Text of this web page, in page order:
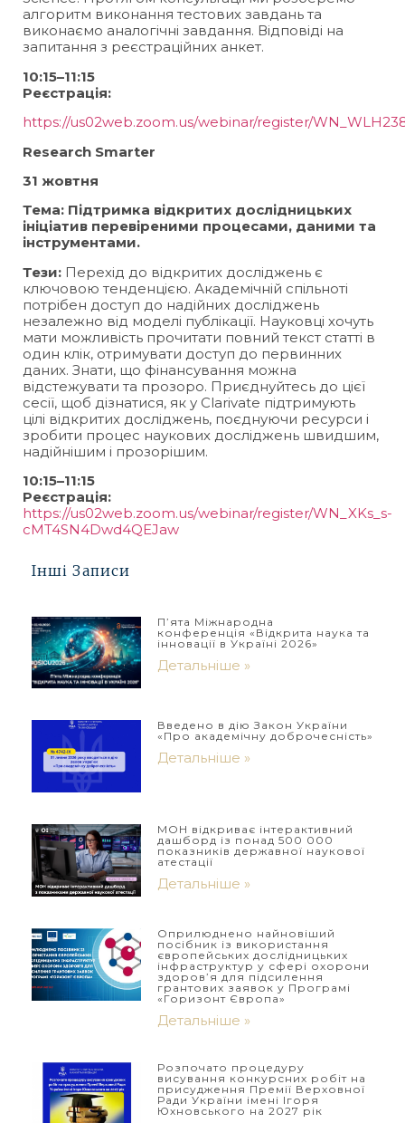
алгоритм виконання тестових завдань та
виконаємо аналогічні завдання. Відповіді на
запитання з реєстраційних анкет.
10:15–11:15
Реєстрація:
https://us02web.zoom.us/webinar/register/
Research Smarter
31 жовтня
Тема: Підтримка відкритих дослідницьких
ініціатив перевіреними процесами, даними та
інструментами.
Тези: Перехід до відкритих досліджень є
ключовою тенденцією. Академічній спільноті
потрібен доступ до надійних досліджень
незалежно від моделі публікації. Науковці хочуть
мати можливість прочитати повний текст статті в
один клік, отримувати доступ до первинних
даних. Знати, що фінансування можна
відстежувати та прозоро. Приєднуйтесь до цієї
сесії, щоб дізнатися, як у Clarivate підтримують
цілі відкритих досліджень, поєднуючи ресурси і
зробити процес наукових досліджень швидшим,
надійнішим і прозорішим.
10:15–11:15
Реєстрація:
https://us02web.zoom.us/webinar/register/WN_XKs_s-
cMT4SN4Dwd4QEJaw
Інші Записи
П’ята Міжнародна
конференція «Відкрита наука та
інновації в Україні 2026»
Детальніше »
Введено в дію Закон України
«Про академічну доброчесність»
Детальніше »
МОН відкриває інтерактивний
дашборд із понад 500 000
показників державної наукової
атестації
Детальніше »
Оприлюднено найновіший
посібник із використання
європейських дослідницьких
інфраструктур у сфері охорони
здоров’я для підсилення
грантових заявок у Програмі
«Горизонт Європа»
Детальніше »
Розпочато процедуру
висування конкурсних робіт на
присудження Премії Верховної
Ради України імені Ігоря
Юхновського на 2027 рік